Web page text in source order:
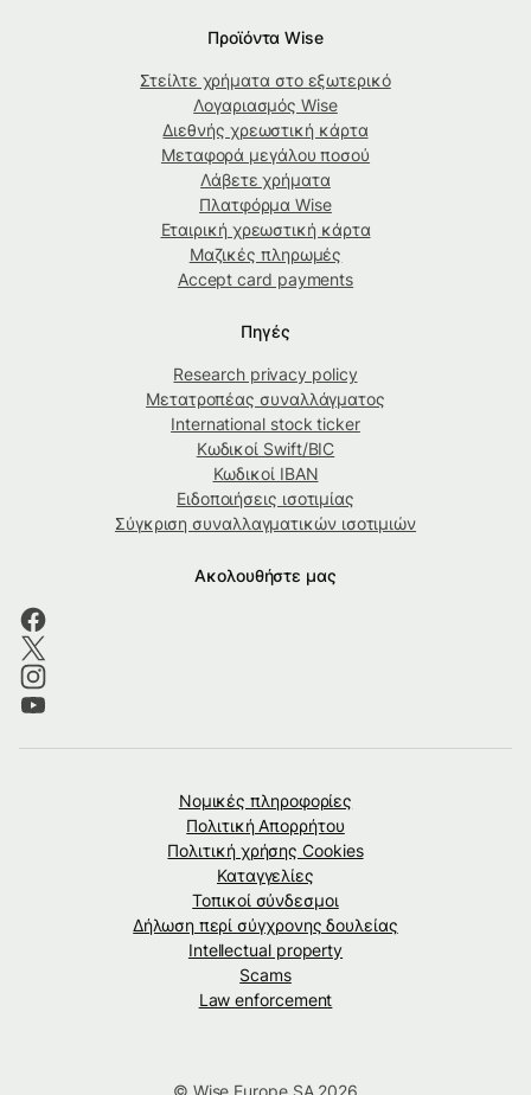
Προϊόντα Wise
Στείλτε χρήματα στο εξωτερικό
Λογαριασμός Wise
Διεθνής χρεωστική κάρτα
Μεταφορά μεγάλου ποσού
Λάβετε χρήματα
Πλατφόρμα Wise
Εταιρική χρεωστική κάρτα
Μαζικές πληρωμές
Accept card payments
Πηγές
Research privacy policy
Μετατροπέας συναλλάγματος
International stock ticker
Κωδικοί Swift/BIC
Κωδικοί IBAN
Ειδοποιήσεις ισοτιμίας
Σύγκριση συναλλαγματικών ισοτιμιών
Ακολουθήστε μας
Νομικές πληροφορίες
Πολιτική Απορρήτου
Πολιτική χρήσης Cookies
Καταγγελίες
Τοπικοί σύνδεσμοι
Δήλωση περί σύγχρονης δουλείας
Intellectual property
Scams
Law enforcement
© Wise Europe SA 2026